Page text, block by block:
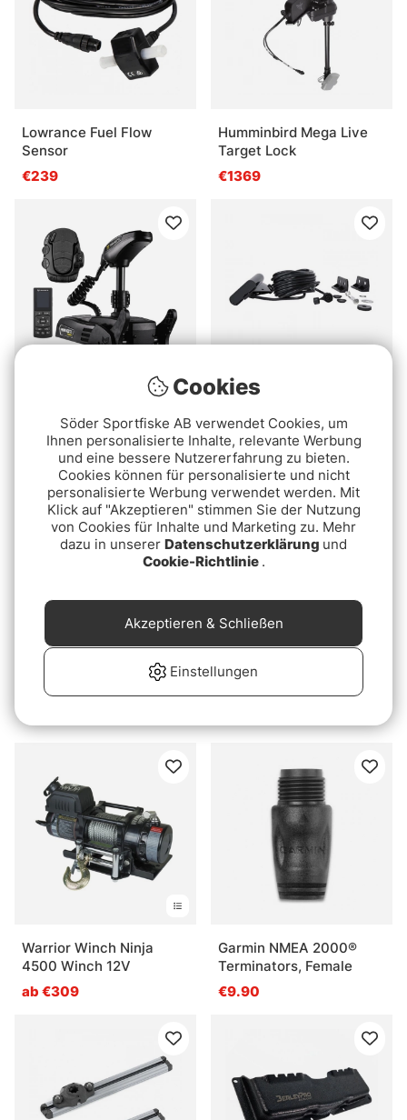
Lowrance Fuel Flow
Sensor
€239
Humminbird Mega Live
Target Lock
€1369
90/115 WR DSC
ab €4159
LOW/HIGH 455/800 9PIN
€289
Deeper Night Cover
€19.90
Lowrance 9 Pin BLACK
to 7 pin BLUE Adapter:
Transducers
Warrior Winch Ninja
4500 Winch 12V
ab €309
Garmin NMEA 2000®
Terminators, Female
€9.90
Cookies
Söder Sportfiske AB verwendet Cookies, um
Ihnen personalisierte Inhalte, relevante Werbung
und eine bessere Nutzererfahrung zu bieten.
Cookies können für personalisierte und nicht
personalisierte Werbung verwendet werden. Mit
Klick auf "Akzeptieren" stimmen Sie der Nutzung
von Cookies für Inhalte und Marketing zu. Mehr
dazu in unserer Datenschutzerklärung und
Cookie-Richtlinie .
Einstellungen
Akzeptieren & Schließen